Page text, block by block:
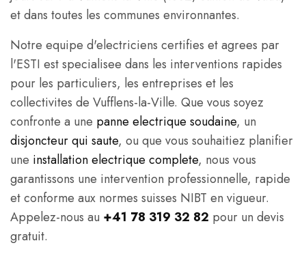
et dans toutes les communes environnantes.
Notre equipe d'electriciens certifies et agrees par
l'ESTI est specialisee dans les interventions rapides
pour les particuliers, les entreprises et les
collectivites de Vufflens-la-Ville. Que vous soyez
confronte a une panne electrique soudaine, un
disjoncteur qui saute, ou que vous souhaitiez planifier
une installation electrique complete, nous vous
garantissons une intervention professionnelle, rapide
et conforme aux normes suisses NIBT en vigueur.
Appelez-nous au +41 78 319 32 82 pour un devis
gratuit.